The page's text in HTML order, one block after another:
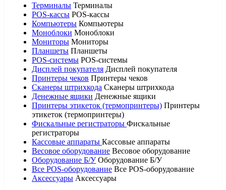
Терминалы Терминалы
POS-кассы POS-кассы
Компьютеры Компьютеры
Моноблоки Моноблоки
Мониторы Мониторы
Планшеты Планшеты
POS-системы POS-системы
Дисплей покупателя Дисплей покупателя
Принтеры чеков Принтеры чеков
Сканеры штрихкода Сканеры штрихкода
Денежные ящики Денежные ящики
Принтеры этикеток (термопринтеры) Принтеры
этикеток (термопринтеры)
Фискальные регистраторы Фискальные
регистраторы
Кассовые аппараты Кассовые аппараты
Весовое оборудование Весовое оборудование
Оборудование Б/У Оборудование Б/У
Все POS-оборудование Все POS-оборудование
Аксессуары Аксессуары